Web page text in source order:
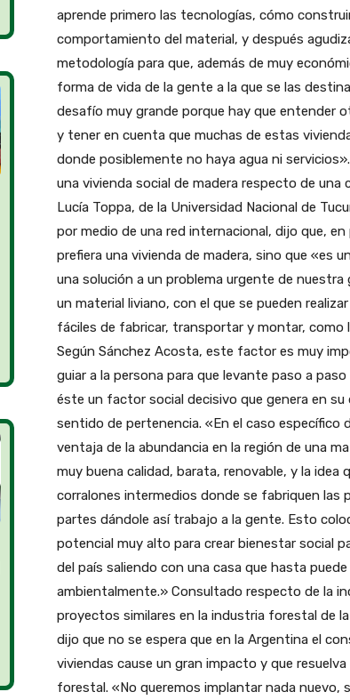
aprende primero las tecnologías, cómo
comportamiento del material, y después
metodología para que, además de muy
forma de vida de la gente a la que se las
desafío muy grande porque hay que entender
y tener en cuenta que muchas de estas
donde posiblemente no haya agua ni
una vivienda social de madera respecto de una
Lucía Toppa, de la Universidad Nacional de
por medio de una red internacional, dijo que,
prefiera una vivienda de madera, sino que «es
una solución a un problema urgente de nuestra
un material liviano, con el que se pueden
fáciles de fabricar, transportar y montar, como
Según Sánchez Acosta, este factor es muy
guiar a la persona para que levante paso a
éste un factor social decisivo que genera en
sentido de pertenencia. «En el caso específico
ventaja de la abundancia en la región de una
muy buena calidad, barata, renovable, y la idea
corralones intermedios donde se fabriquen las
partes dándole así trabajo a la gente. Esto
potencial muy alto para crear bienestar social
del país saliendo con una casa que hasta
ambientalmente.» Consultado respecto de la
proyectos similares en la industria forestal de
dijo que no se espera que en la Argentina el
viviendas cause un gran impacto y que
forestal. «No queremos implantar nada nuevo,